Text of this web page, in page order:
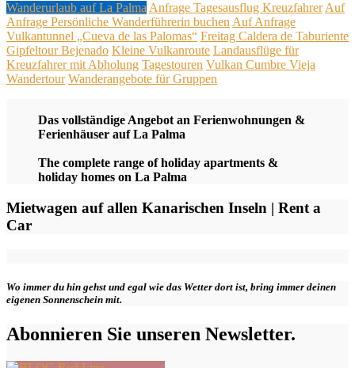
Wanderurlaub auf La Palma Anfrage Tagesausflug Kreuzfahrer Auf
Anfrage Persönliche Wanderführerin buchen Auf Anfrage
Vulkantunnel „Cueva de las Palomas“ Freitag Caldera de Taburiente
Gipfeltour Bejenado Kleine Vulkanroute Landausflüge für
Kreuzfahrer mit Abholung Tagestouren Vulkan Cumbre Vieja
Wandertour Wanderangebote für Gruppen
Das vollständige Angebot an Ferienwohnungen &
Ferienhäuser auf La Palma
The complete range of holiday apartments &
holiday homes on La Palma
Mietwagen auf allen Kanarischen Inseln | Rent a
Car
Wo immer du hin gehst und egal wie das Wetter dort ist, bring immer deinen
eigenen Sonnenschein mit.
Abonnieren Sie unseren Newsletter.